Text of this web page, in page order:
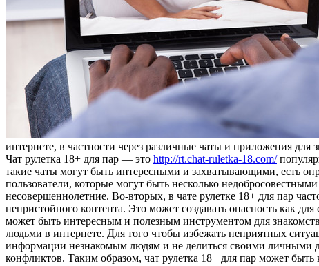
интернете, в частности через различные чаты и приложения для
Чат рулетка 18+ для пар — это http://rt.chat-ruletka-18.com/
такие чаты могут быть интересными и захватывающими, есть
пользователи, которые могут быть несколько
несовершеннолетние. Во-вторых, в чате рулетке 18+ для пар
непристойного контента. Это может создавать опасность как
может быть интересным и полезным инструментом для
людьми в интернете. Для того чтобы избежать неприятных
информации незнакомым людям и не делиться своими личными
конфликтов. Таким образом, чат рулетка 18+ для пар может